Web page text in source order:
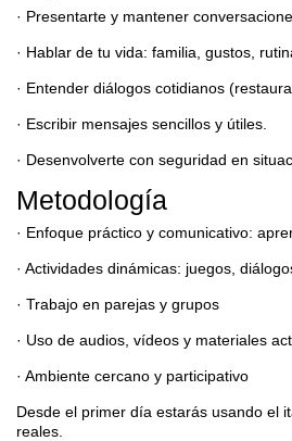
· Presentarte y mantener
· Hablar de tu vida: familia, gustos,
· Entender diálogos cotidianos
· Escribir mensajes sencillos y útiles.
· Desenvolverte con seguridad en
Metodología
· Enfoque práctico y comunicativo:
· Actividades dinámicas: juegos,
· Trabajo en parejas y grupos
· Uso de audios, vídeos y materiales
· Ambiente cercano y participativo
Desde el primer día estarás usando el
reales.